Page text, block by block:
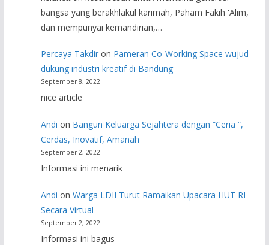
bangsa yang berakhlakul karimah, Paham Fakih 'Alim,
dan mempunyai kemandirian,…
Percaya Takdir on Pameran Co-Working Space wujud
dukung industri kreatif di Bandung
September 8, 2022
nice article
Andi on Bangun Keluarga Sejahtera dengan “Ceria “,
Cerdas, Inovatif, Amanah
September 2, 2022
Informasi ini menarik
Andi onWarga LDII Turut Ramaikan Upacara HUT RI
Secara Virtual
September 2, 2022
Informasi ini bagus